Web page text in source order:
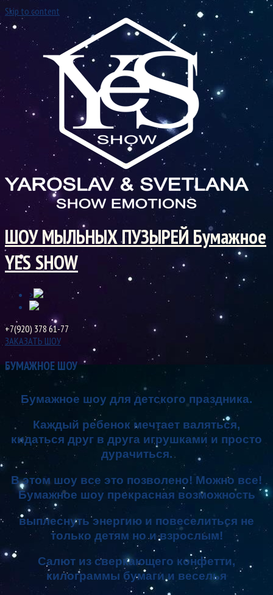
Skip to content
ШОУ МЫЛЬНЫХ ПУЗЫРЕЙ Бумажное
YES SHOW
>
+7(920) 378 61-77
ЗАКАЗАТЬ ШОУ
БУМАЖНОЕ ШОУ
Бумажное шоу для детского праздника.
Каждый ребенок мечтает валяться,
кидаться друг в друга игрушками и просто
дурачиться.
В этом шоу все это позволено! Можно все!
Бумажное шоу прекрасная возможность
выплеснуть энергию и повеселиться не
только детям но и взрослым!
Салют из сверкающего конфетти,
килограммы бумаги и веселья